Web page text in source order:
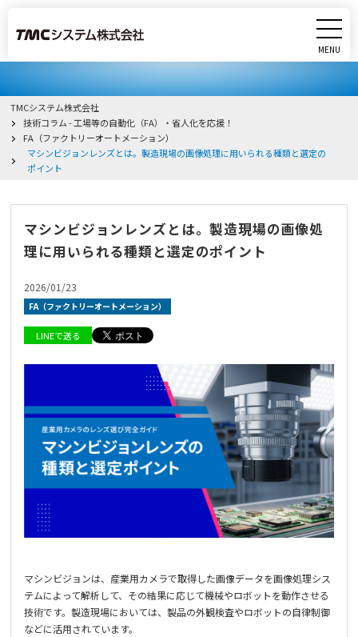
MENU
CLOSE
製品
サービス
研究・開発
採用情報
お知らせ
技術コラム
お問い合わせ
JP EN ไทย
TMCシステム株式会社
技術コラム - 工場等の自動化（FA）・省人化を応援！
FA（ファクトリーオートメーション）
マシンビジョンレンズとは。製造現場の画像処理に用いられる種類と選定の
ポイント
マシンビジョンレンズとは。製造現場の画像処
理に用いられる種類と選定のポイント
2026/01/23
FA（ファクトリーオートメーション）
LINEで送る
マシンビジョンは、産業用カメラで取得した画像データを画像処理シス
テムによって解析して、その結果に応じて機械やロボットを動作させる
技術です。製造現場においては、製品の外観検査やロボットの自律制御
などに活用されています。